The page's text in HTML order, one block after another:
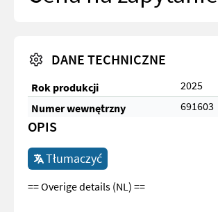
DANE TECHNICZNE
Rok produkcji
2025
Numer wewnętrzny
691603
OPIS
Tłumaczyć
== Overige details (NL) ==